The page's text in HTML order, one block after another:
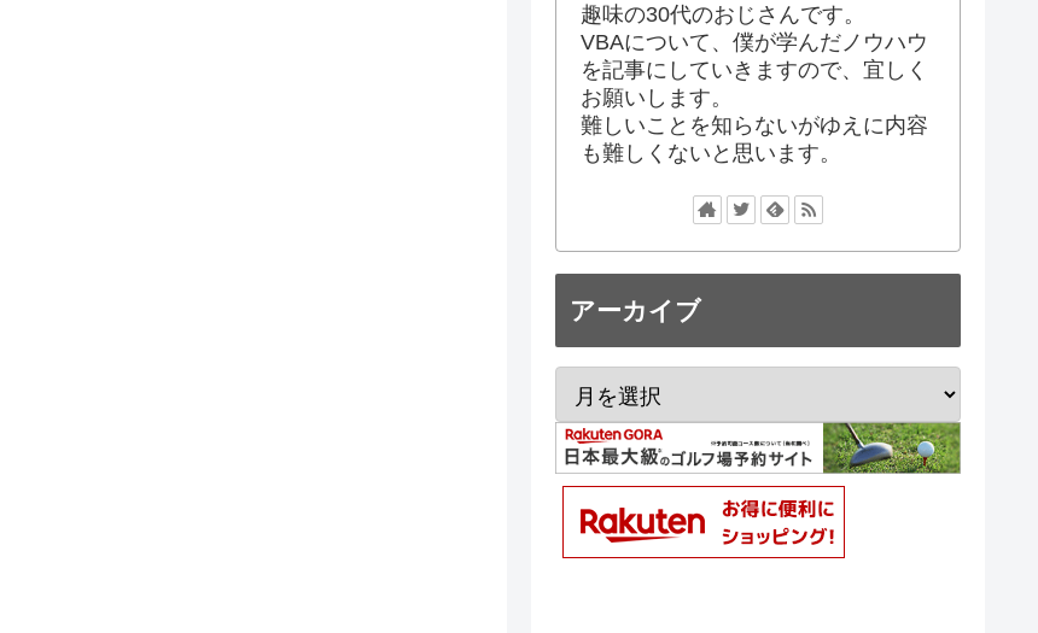
趣味の30代のおじさんです。
VBAについて、僕が学んだノウハウ
を記事にしていきますので、宜しく
お願いします。
難しいことを知らないがゆえに内容
も難しくないと思います。
アーカイブ